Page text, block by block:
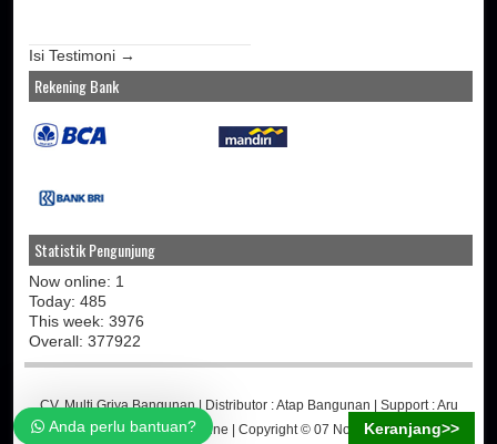
Anda perlu bantuan?
Isi Testimoni →
Rekening Bank
Statistik Pengunjung
Now online: 1
Today: 485
This week: 3976
Overall: 377922
CV. Multi Griya Bangunan| Distributor :Atap Bangunan | Support :Aru
Martino-Jasa Toko Online | Copyright © 07 November 2014
Keranjang>>